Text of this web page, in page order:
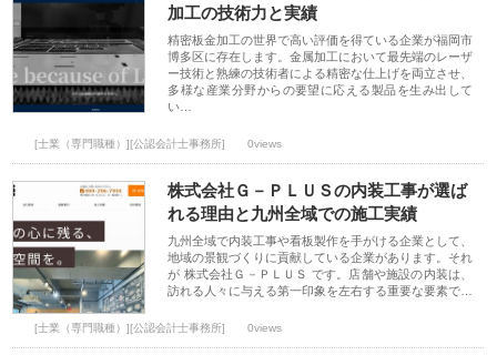
加工の技術力と実績
精密板金加工の世界で高い評価を得ている企業が福岡市
博多区に存在します。金属加工において最先端のレーザ
ー技術と熟練の技術者による精密な仕上げを両立させ、
多様な産業分野からの要望に応える製品を生み出して
い…
[士業（専門職種）][公認会計士事務所] 0views
株式会社Ｇ－ＰＬＵＳの内装工事が選ば
れる理由と九州全域での施工実績
九州全域で内装工事や看板製作を手がける企業として、
地域の景観づくりに貢献している企業があります。それ
が 株式会社Ｇ－ＰＬＵＳ です。店舗や施設の内装は、
訪れる人々に与える第一印象を左右する重要な要素で…
[士業（専門職種）][公認会計士事務所] 0views